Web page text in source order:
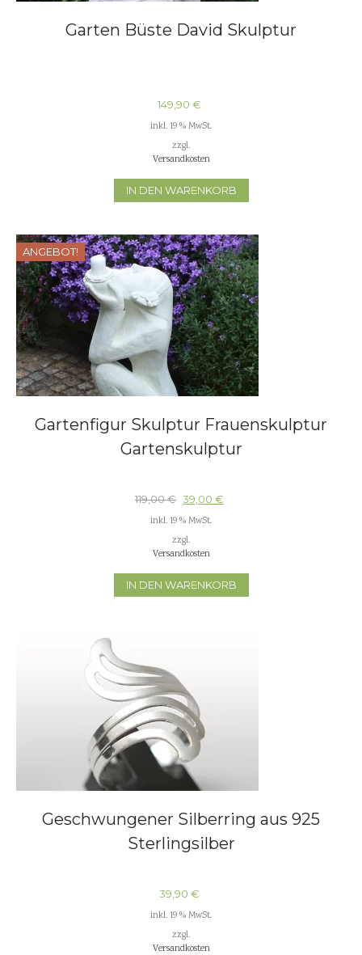
Garten Büste David Skulptur
149,90 €
inkl. 19 % MwSt.
zzgl.
Versandkosten
IN DEN WARENKORB
ANGEBOT!
Gartenfigur Skulptur Frauenskulptur
Gartenskulptur
119,00€ 39,00 €
inkl. 19 % MwSt.
zzgl.
Versandkosten
IN DEN WARENKORB
Geschwungener Silberring aus 925
Sterlingsilber
39,90 €
inkl. 19 % MwSt.
zzgl.
Versandkosten